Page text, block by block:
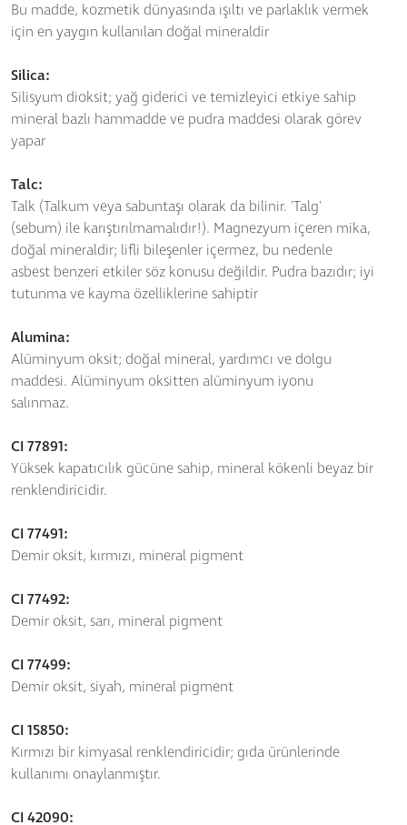
Bu madde, kozmetik dünyasında ışıltı ve parlaklık vermek
için en yaygın kullanılan doğal mineraldir
Silica:
Silisyum dioksit; yağ giderici ve temizleyici etkiye sahip
mineral bazlı hammadde ve pudra maddesi olarak görev
yapar
Talc:
Talk (Talkum veya sabuntaşı olarak da bilinir. 'Talg'
(sebum) ile karıştırılmamalıdır!). Magnezyum içeren mika,
doğal mineraldir; lifli bileşenler içermez, bu nedenle
asbest benzeri etkiler söz konusu değildir. Pudra bazıdır; iyi
tutunma ve kayma özelliklerine sahiptir
Alumina:
Alüminyum oksit; doğal mineral, yardımcı ve dolgu
maddesi. Alüminyum oksitten alüminyum iyonu
salınmaz.
CI 77891:
Yüksek kapatıcılık gücüne sahip, mineral kökenli beyaz bir
renklendiricidir.
CI 77491:
Demir oksit, kırmızı, mineral pigment
CI 77492:
Demir oksit, sarı, mineral pigment
CI 77499:
Demir oksit, siyah, mineral pigment
CI 15850:
Kırmızı bir kimyasal renklendiricidir; gıda ürünlerinde
kullanımı onaylanmıştır.
CI 42090: